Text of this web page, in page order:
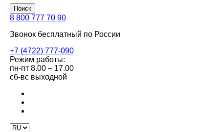
Поиск
8 800 777 70 90
Звонок бесплатный по России
+7 (4722) 777-090
Режим работы:
пн-пт 8.00 – 17.00
сб-вс выходной